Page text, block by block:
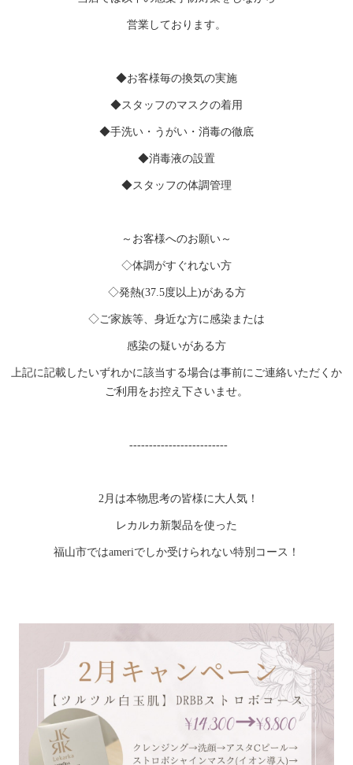
営業しております。
◆お客様毎の換気の実施
◆スタッフのマスクの着用
◆手洗い・うがい・消毒の徹底
◆消毒液の設置
◆スタッフの体調管理
～お客様へのお願い～
◇体調がすぐれない方
◇発熱(37.5度以上)がある方
◇ご家族等、身近な方に感染または
感染の疑いがある方
上記に記載したいずれかに該当する場合は事前にご連絡いただくか
ご利用をお控え下さいませ。
-------------------------
2月は本物思考の皆様に大人気！
レカルカ新製品を使った
福山市ではameriでしか受けられない特別コース！